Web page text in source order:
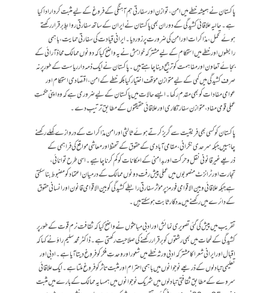
پاکستان نے ہمیشہ خطے میں امن، توازن اور سفارتی ہم آہنگی کے فروغ کے لیے مثبت کردار ادا کیا
ہے۔ حالیہ علاقائی کشیدگی کے دوران بھی پاکستان نے ایران کے ساتھ سفارتی روابط برقرار رکھتے
ہوئے تحمل، مذاکرات اور امن کی ضرورت پر زور دیا۔ ایرانی قیادت کی سفارتی حمایت، باہمی
رابطوں اور خطے میں استحکام کے لیے مشترکہ خواہش نے یہ واضح کیا کہ دونوں ممالک محاذ آرائی کے
بجائے تعاون اور مفاہمت کو ترجیح دینا چاہتے ہیں۔ پاکستان نے ایک ذمہ دار ریاست کے طور پر نہ
صرف کشیدگی میں کمی کے لیے متوازن مؤقف اختیار کیا بلکہ خطے کے امن، اقتصادی استحکام اور
عوامی مفادات کو بھی مقدم رکھا۔ ایسے حالات میں پاکستان کے لیے ضروری ہے کہ وہ اپنی حکمتِ
عملی قومی مفاد، متوازن سفارتکاری اور علاقائی حقیقتوں کے مطابق ترتیب دے۔
پاکستان کو کسی بھی فریقیت سے گریز کرتے ہوئے ثالثی اور امن مذاکرات کے دروازے کھلے رکھنے
چاہییں جبکہ سرحدی نگرانی، مقامی آبادی کے حقوق کے تحفظ اور معاشی مواقع کی فراہمی کے
ذریعے غیر قانونی نقل و حرکت اور بدامنی کے امکانات کو کم کرنا چاہیے۔ اسی طرح توانائی،
تجارت اور ٹرانزٹ منصوبوں میں عملی پیش رفت دونوں ممالک کے درمیان اعتماد کو مضبوط بنا سکتی
ہے جبکہ علاقائی و بین الاقوامی فورمز پر مؤثر سفارتی رابطے کشیدگی کو بین الاقوامی قانون اور انسانی حقوق
کے دائرے میں رکھنے میں مددگار ثابت ہوسکتے ہیں۔
تقریب میں پیش کی گئی تصویری نمائش اور ادبی مباحثوں نے واضح کیا کہ ثقافت نرم قوت کے طور پر
کشیدگی کے لمحات میں بھی رشتوں کو برقرار رکھنے کی صلاحیت رکھتی ہے۔ ڈاکٹر محمد سلیم راؤ نے کہا کہ
اقبال اور ایرانی شعرا کا مشترکہ ادبی ورثہ خطے میں شعور اور وحدتِ فکر کو فروغ دیتا آیا ہے۔ادبی اور
تعلیمی تبادلوں کے ذریعے نوجوانوں میں باہمی احترام اور مثبت تاثر کو فروغ ملتا ہے۔ ایک علاقائی
سروے کے مطابق ثقافتی تبادلوں میں شریک نوجوانوں میں ہمسایہ ممالک کے بارے میں مثبت